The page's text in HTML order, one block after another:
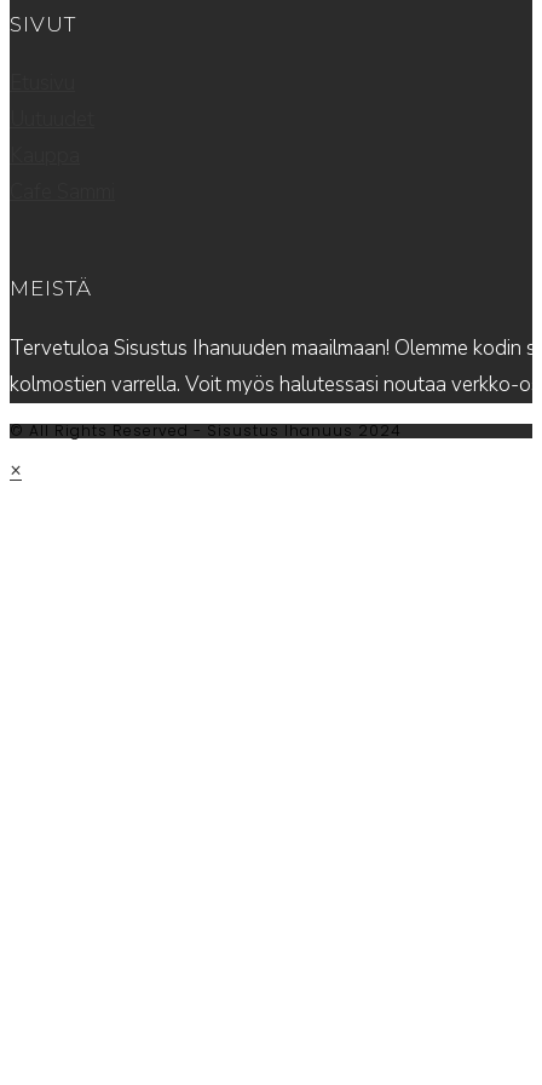
SIVUT
MEISTÄ
Tervetuloa Sisustus Ihanuuden maailmaan! Olemme kodin
kolmostien varrella. Voit myös halutessasi noutaa verkko-
© All Rights Reserved - Sisustus Ihanuus 2024
×